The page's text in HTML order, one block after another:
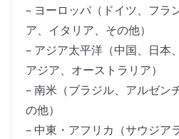
– ヨーロッパ（ドイツ、フラ
ア、イタリア、その他）
– アジア太平洋（中国、日本
アジア、オーストラリア）
– 南米（ブラジル、アルゼン
の他）
– 中東・アフリカ（サウジア